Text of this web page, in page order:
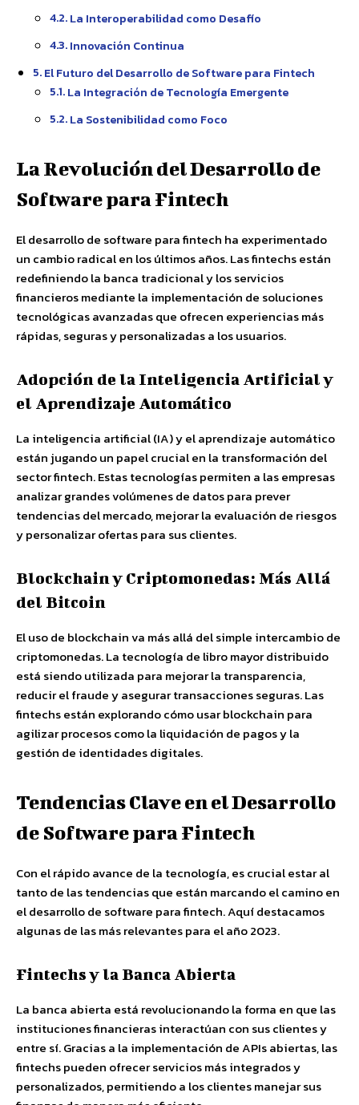
La Interoperabilidad como Desafío
Innovación Continua
El Futuro del Desarrollo de Software para Fintech
La Integración de Tecnología Emergente
La Sostenibilidad como Foco
La Revolución del Desarrollo de
Software para Fintech
El desarrollo de software para fintech ha experimentado
un cambio radical en los últimos años. Las fintechs están
redefiniendo la banca tradicional y los servicios
financieros mediante la implementación de soluciones
tecnológicas avanzadas que ofrecen experiencias más
rápidas, seguras y personalizadas a los usuarios.
Adopción de la Inteligencia Artificial y
el Aprendizaje Automático
La inteligencia artificial (IA) y el aprendizaje automático
están jugando un papel crucial en la transformación del
sector fintech. Estas tecnologías permiten a las empresas
analizar grandes volúmenes de datos para prever
tendencias del mercado, mejorar la evaluación de riesgos
y personalizar ofertas para sus clientes.
Blockchain y Criptomonedas: Más Allá
del Bitcoin
El uso de blockchain va más allá del simple intercambio de
criptomonedas. La tecnología de libro mayor distribuido
está siendo utilizada para mejorar la transparencia,
reducir el fraude y asegurar transacciones seguras. Las
fintechs están explorando cómo usar blockchain para
agilizar procesos como la liquidación de pagos y la
gestión de identidades digitales.
Tendencias Clave en el Desarrollo
de Software para Fintech
Con el rápido avance de la tecnología, es crucial estar al
tanto de las tendencias que están marcando el camino en
el desarrollo de software para fintech. Aquí destacamos
algunas de las más relevantes para el año 2023.
Fintechs y la Banca Abierta
La banca abierta está revolucionando la forma en que las
instituciones financieras interactúan con sus clientes y
entre sí. Gracias a la implementación de APIs abiertas, las
fintechs pueden ofrecer servicios más integrados y
personalizados, permitiendo a los clientes manejar sus